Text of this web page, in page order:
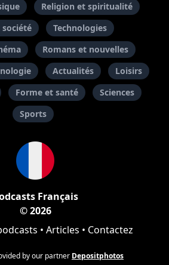
Religion et spiritualité
Technologies
Romans et nouvelles
Actualités
Loisirs
Forme et santé
Sciences
Sports
Français
© 2026
• Articles • Contactez
by our partner Depositphotos